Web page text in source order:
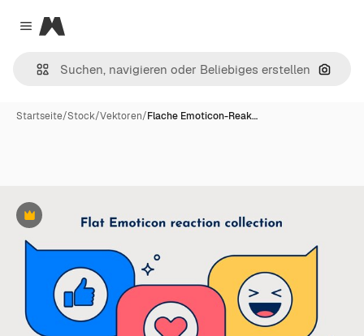
Close menu
Magnific
Nach
Startseite/Stock/Vektoren/Flache Emoticon-Reak…
Premium